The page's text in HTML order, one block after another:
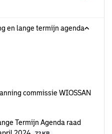
en lange termijn agenda
commissie WIOSSAN
Termijn Agenda raad